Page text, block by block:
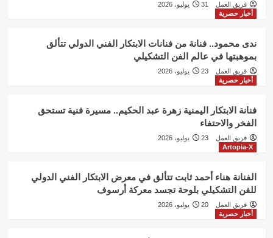
فريق العمل
31 يوليو، 2026
أخبار حصرية
ندى محمود.. فنانة من فنانات الابتكار الفني الدولي تتألق
بموهبتها في عالم الفن التشكيلي
فريق العمل
23 يوليو، 2026
أخبار حصرية
فنانة الابتكار اليمنية زهرة عبد الحكيم.. مسيرة فنية تستحق
الفخر والاحتفاء
فريق العمل
23 يوليو، 2026
Artopia-X
الفنانة هناء أحمد ثابت تتألق في معرض الابتكار الفني الدولي
للفن التشكيلي بلوحة تجسد معركة أرسوف
فريق العمل
20 يوليو، 2026
أخبار حصرية